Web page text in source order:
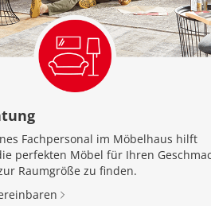
Fachpersonal im Möbelhaus hilft
perfekten Möbel für Ihren
Raumgröße zu finden.